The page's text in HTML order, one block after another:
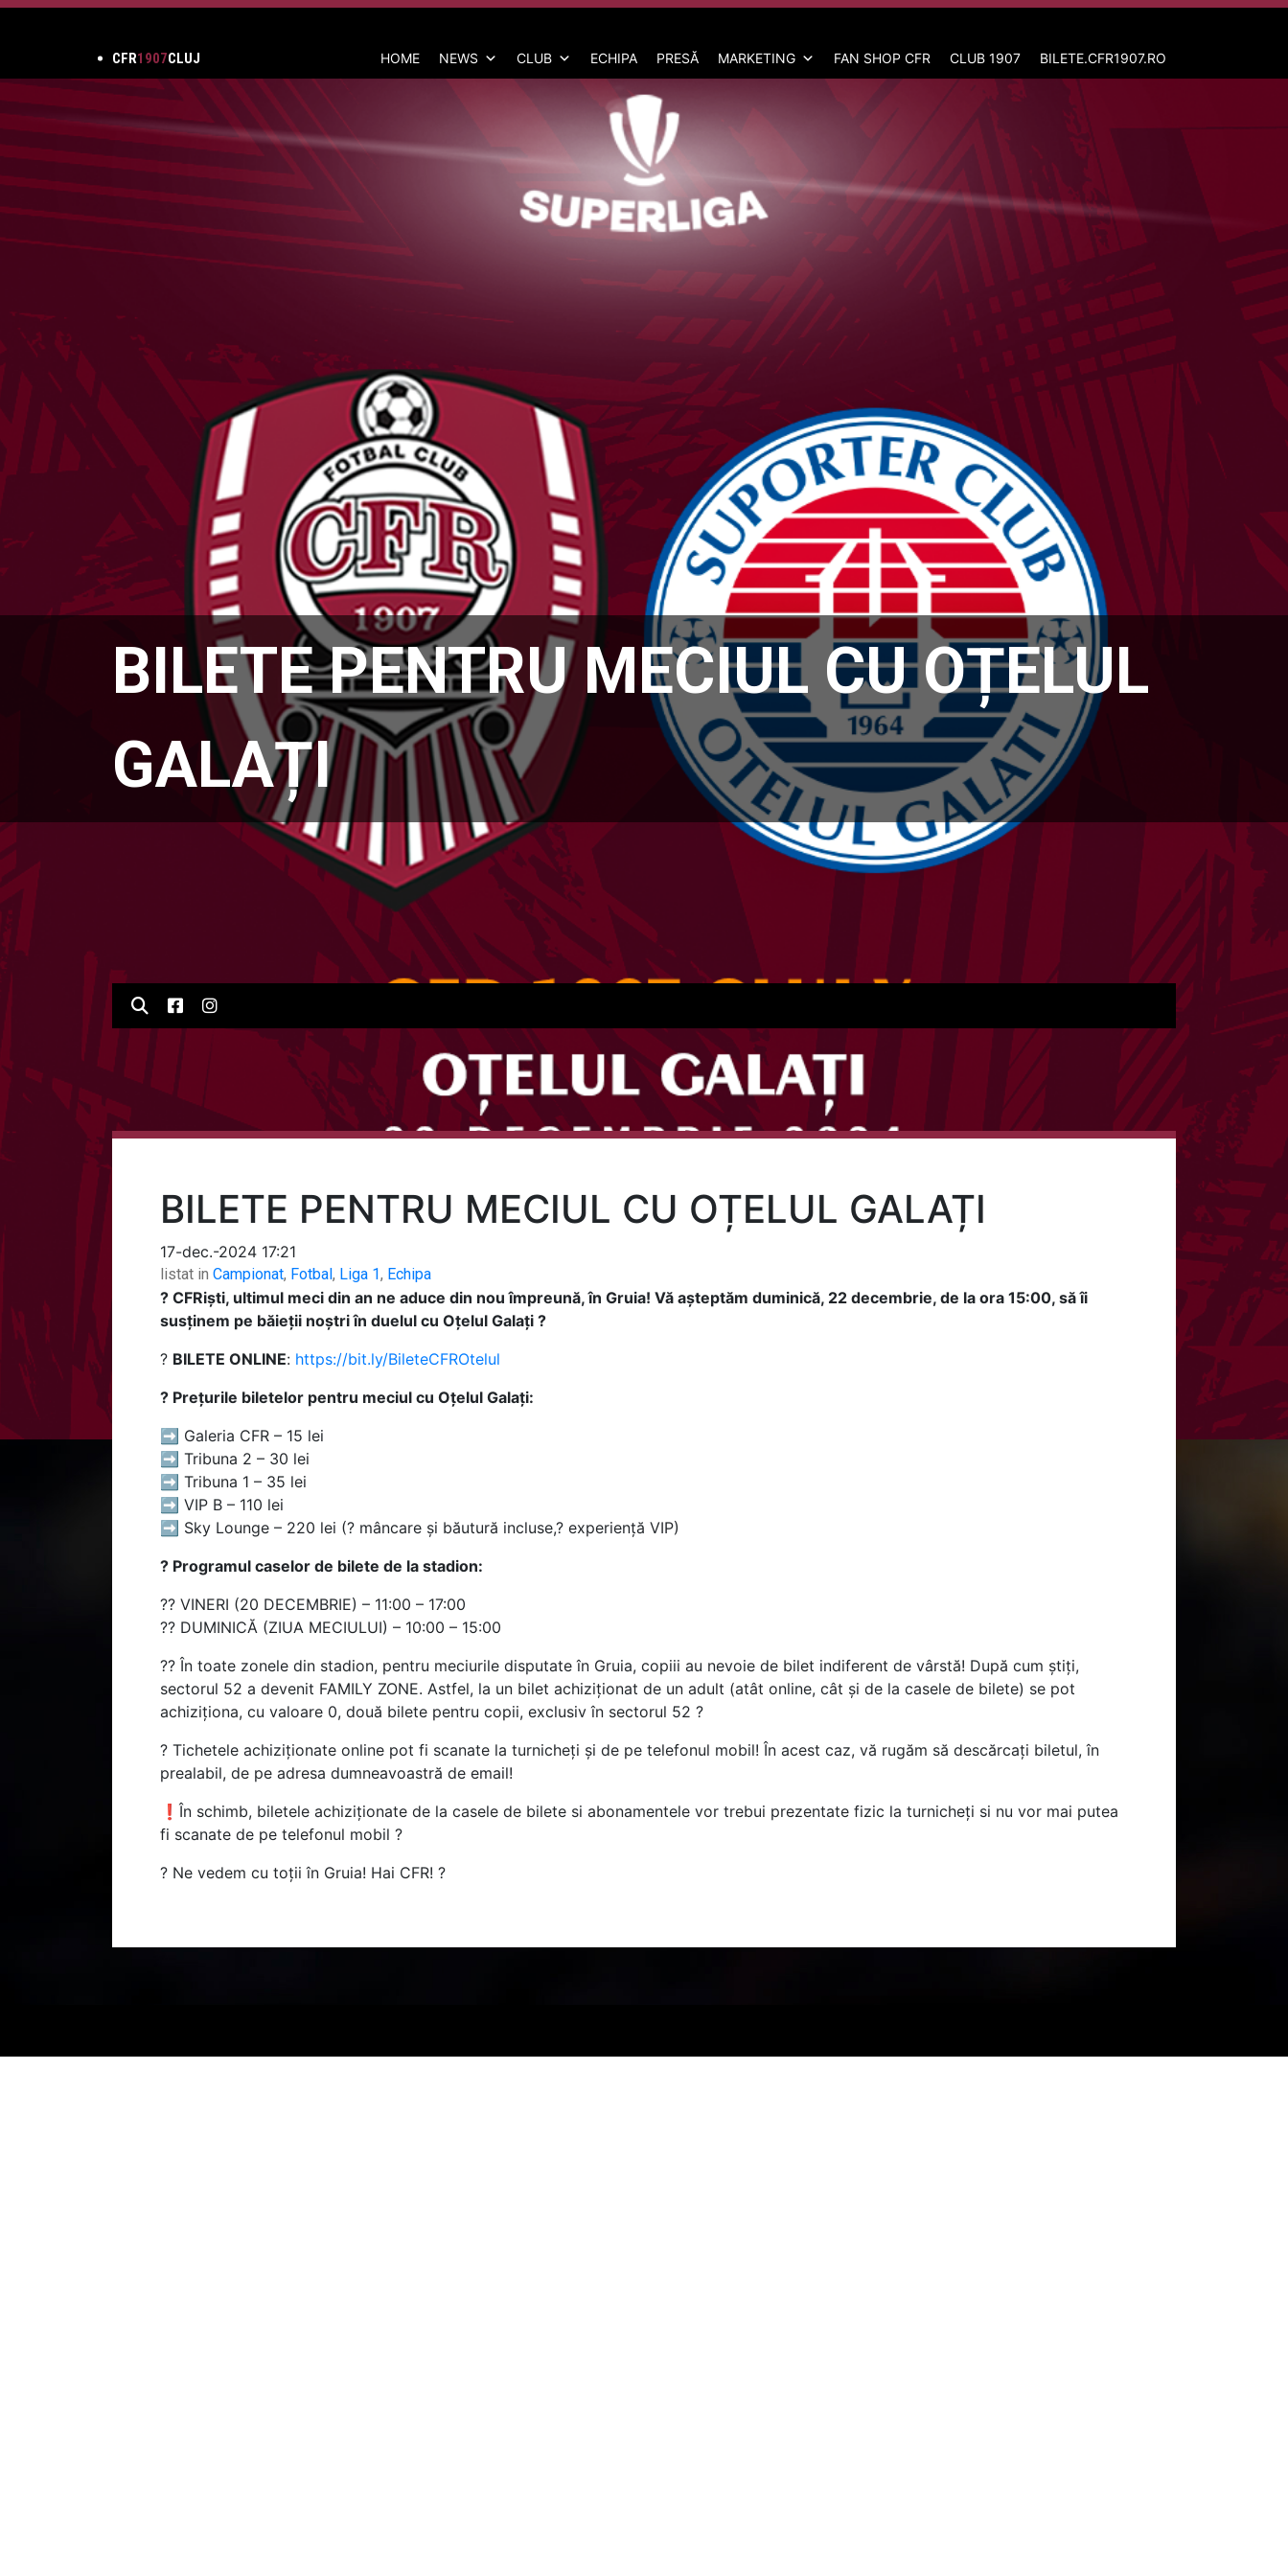
CFR1907CLUJ HOME NEWS CLUB ECHIPA PRESĂ MARKETING FAN SHOP CFR CLUB 1907 BILETE.CFR1907.RO
BILETE PENTRU MECIUL CU OȚELUL
GALAȚI
BILETE PENTRU MECIUL CU OȚELUL GALAȚI
17-dec.-2024 17:21
listat in Campionat, Fotbal , Liga 1, Echipa
? CFRiști, ultimul meci din an ne aduce din nou împreună, în Gruia! Vă așteptăm duminică, 22 decembrie, de la ora 15:00, să îi
susținem pe băieții noștri în duelul cu Oțelul Galați ?
? BILETE ONLINE: https://bit.ly/BileteCFROtelul
?️ Prețurile biletelor pentru meciul cu Oțelul Galați:
➡️ Galeria CFR – 15 lei
➡️ Tribuna 2 – 30 lei
➡️ Tribuna 1 – 35 lei
➡️ VIP B – 110 lei
➡️ Sky Lounge – 220 lei (?️ mâncare și băutură incluse,? experiență VIP)
? Programul caselor de bilete de la stadion:
?? VINERI (20 DECEMBRIE) – 11:00 – 17:00
?? DUMINICĂ (ZIUA MECIULUI) – 10:00 – 15:00
?? În toate zonele din stadion, pentru meciurile disputate în Gruia, copiii au nevoie de bilet indiferent de vârstă! După cum știți,
sectorul 52 a devenit FAMILY ZONE. Astfel, la un bilet achiziționat de un adult (atât online, cât și de la casele de bilete) se pot
achiziționa, cu valoare 0, două bilete pentru copii, exclusiv în sectorul 52 ?️
? Tichetele achiziționate online pot fi scanate la turnicheți și de pe telefonul mobil! În acest caz, vă rugăm să descărcați biletul, în
prealabil, de pe adresa dumneavoastră de email!
❗În schimb, biletele achiziționate de la casele de bilete si abonamentele vor trebui prezentate fizic la turnicheți si nu vor mai putea
fi scanate de pe telefonul mobil ?
?️ Ne vedem cu toții în Gruia! Hai CFR! ?